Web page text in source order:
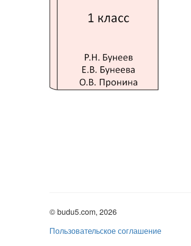
© budu5.com, 2026
Пользовательское соглашение